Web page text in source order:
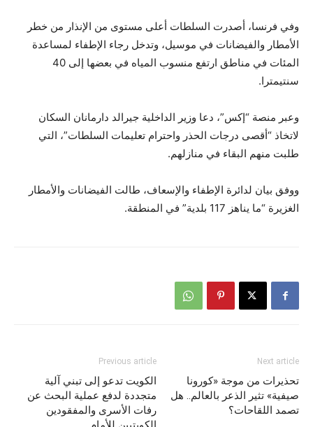
وفي فرنسا، أصدرت السلطات أعلى مستوى من الإنذار من خطر
الأمطار والفيضانات في موسيل، وتدخل رجاء الإطفاء لمساعدة
المئات في مناطق ارتفع منسوب المياه في بعضها إلى 40
سنتيمترا.
وعبر منصة “إكس”، دعا وزير الداخلية جيرالد دارمانان السكان
لاتخاذ “أقصى درجات الحذر واحترام تعليمات السلطات”، التي
طلبت منهم البقاء في منازلهم.
ووفق بيان لدائرة الإطفاء والإسعاف، طالت الفيضانات والأمطار
الغزيرة “ما يناهز 117 بلدية” في المنطقة.
Previous article
الكويت تدعو إلى تبني آلية
متجددة لدفع عملية البحث عن
رفات الأسرى والمفقودين
Next article
تحذيرات من موجة «كورونا
صيفية» تثير الذعر بالعالم.. هل
تصمد اللقاحات؟